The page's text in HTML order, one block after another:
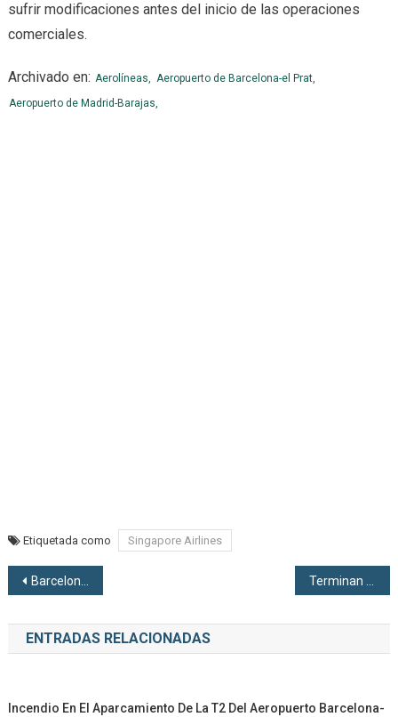
sufrir modificaciones antes del inicio de las operaciones
comerciales.
Archivado en: Aerolíneas, Aeropuerto de Barcelona-el Prat,
Aeropuerto de Madrid-Barajas,
Etiquetada como Singapore Airlines
Navegación de entradas
Barcelona prepara un amplio dispositivo de movilidad con motivo de la visita del Papa
ENTRADAS RELACIONADAS
Incendio En El Aparcamiento De La T2 Del Aeropuerto Barcelona-